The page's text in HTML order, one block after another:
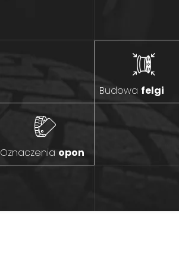
Budowa felgi
Oznaczenia opon